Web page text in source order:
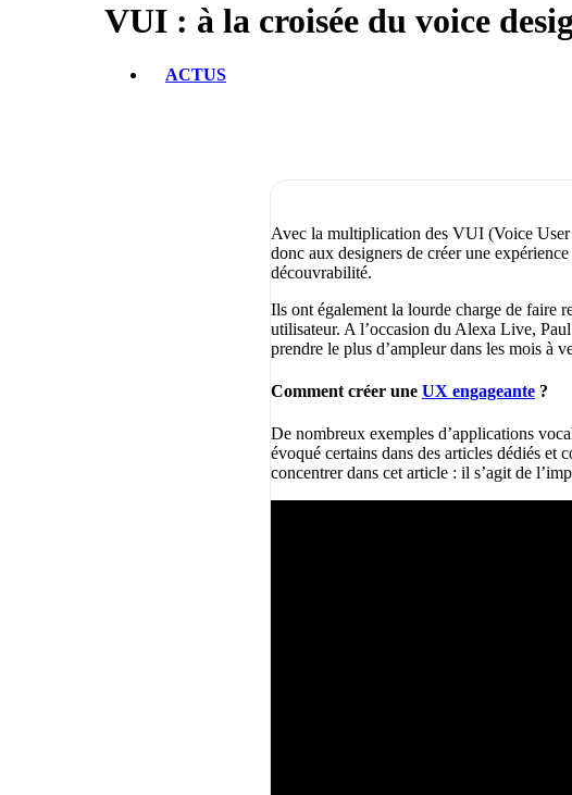
VUI : à la croisée du voice
ACTUS
Avec la multiplication des VUI (Voice User
donc aux designers de créer une
découvrabilité.
Ils ont également la lourde charge de faire
utilisateur. A l’occasion du Alexa Live,
prendre le plus d’ampleur dans les mois à
Comment créer une UX engageante ?
De nombreux exemples d’applications
évoqué certains dans des articles dédiés
concentrer dans cet article : il s’agit de